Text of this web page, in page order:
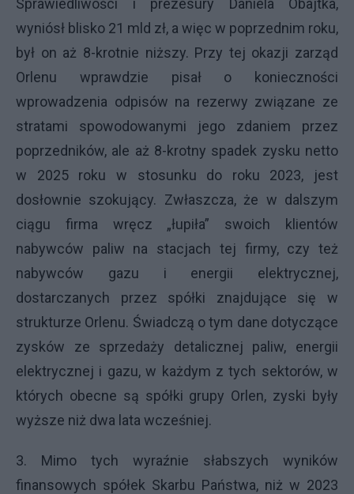
Sprawiedliwości i prezesury Daniela Obajtka,
wyniósł blisko 21 mld zł, a więc w poprzednim roku,
był on aż 8-krotnie niższy. Przy tej okazji zarząd
Orlenu wprawdzie pisał o konieczności
wprowadzenia odpisów na rezerwy związane ze
stratami spowodowanymi jego zdaniem przez
poprzedników, ale aż 8-krotny spadek zysku netto
w 2025 roku w stosunku do roku 2023, jest
dosłownie szokujący. Zwłaszcza, że w dalszym
ciągu firma wręcz „łupiła” swoich klientów
nabywców paliw na stacjach tej firmy, czy też
nabywców gazu i energii elektrycznej,
dostarczanych przez spółki znajdujące się w
strukturze Orlenu. Świadczą o tym dane dotyczące
zysków ze sprzedaży detalicznej paliw, energii
elektrycznej i gazu, w każdym z tych sektorów, w
których obecne są spółki grupy Orlen, zyski były
wyższe niż dwa lata wcześniej.
3. Mimo tych wyraźnie słabszych wyników
finansowych spółek Skarbu Państwa, niż w 2023